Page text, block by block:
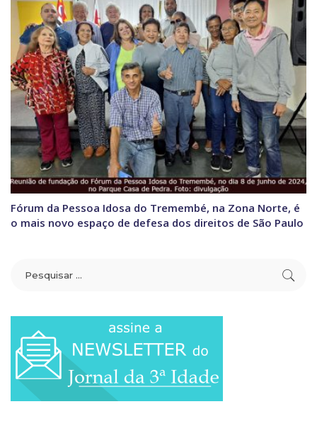
Fórum da Pessoa Idosa do Tremembé, na Zona Norte, é
o mais novo espaço de defesa dos direitos de São Paulo